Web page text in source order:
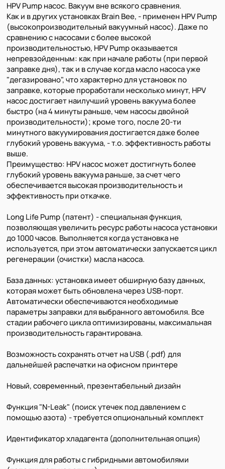
HPV Pump насос. Вакуум вне всякого сравнения.
Как и в других установках Brain Bee, - применен HPV Pump
(высокопроизводительный вакуумный насос). Даже по
сравнению с насосами с более высокой
производительностью, HPV Pump оказывается
непревзойденным: как при начале работы (при первой
заправке дня), так и в случае когда масло насоса уже
"дегазировано", что характерно для установок по
заправке, которые проработали несколько минут, HPV
насос достигает наилучший уровень вакуума более
быстро (на 4 минуты раньше, чем насосы двойной
производительности); кроме того, после 20-ти
минутного вакуумирования достигается даже более
глубокий уровень вакуума, - т.о. эффективность работы
выше.
Преимущество: HPV насос может достигнуть более
глубокий уровень вакуума раньше, за счет чего
обеспечивается высокая производительность и
эффективность при откачке.
Long Life Pump (патент) - специальная функция,
позволяющая увеличить ресурс работы насоса установки
до 1000 часов. Выполняется когда установка не
используется, при этом автоматически запускается цикл
регенерации (очистки) масла насоса.
База данных: установка имеет обширную базу данных,
которая может быть обновлена через USB-порт.
Автоматически обеспечиваются необходимые
параметры заправки для выбранного автомобиля. Все
стадии рабочего цикла оптимизированы, максимальная
производительность гарантирована.
Возможность сохранять отчет на USB (.pdf) для
дальнейшей распечатки на офисном принтере
Новый, современный, презентабельный дизайн
Функция "N-Leak" (поиск утечек под давлением с
помощью азота) - требуется опциональный комплект
Идентификатор хладагента (дополнительная опция)
Функция для работы с гибридными автомобилями